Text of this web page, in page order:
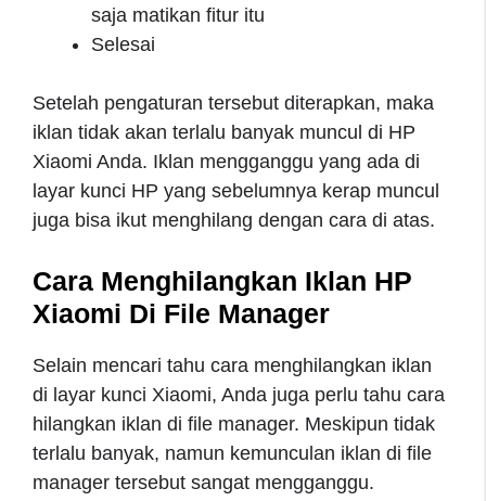
saja matikan fitur itu
Selesai
Setelah pengaturan tersebut diterapkan, maka
iklan tidak akan terlalu banyak muncul di HP
Xiaomi Anda. Iklan mengganggu yang ada di
layar kunci HP yang sebelumnya kerap muncul
juga bisa ikut menghilang dengan cara di atas.
Cara Menghilangkan Iklan HP
Xiaomi Di File Manager
Selain mencari tahu cara menghilangkan iklan
di layar kunci Xiaomi, Anda juga perlu tahu cara
hilangkan iklan di file manager. Meskipun tidak
terlalu banyak, namun kemunculan iklan di file
manager tersebut sangat mengganggu.